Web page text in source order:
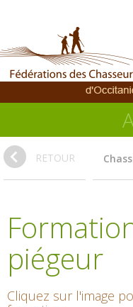
RETOUR
piégeur
Cliquez sur l'image